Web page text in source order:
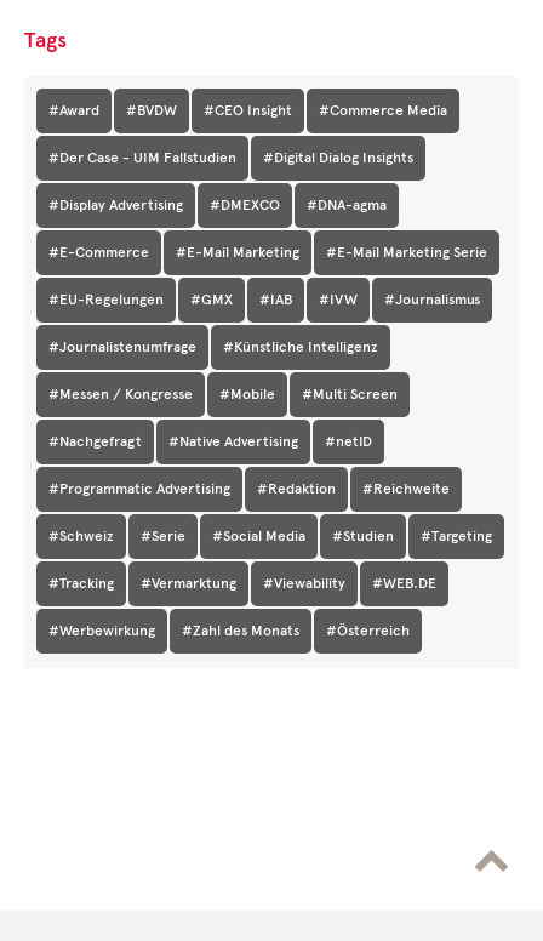
Tags
#Award #BVDW #CEO Insight #Commerce Media
#Der Case - UIM Fallstudien #Digital Dialog Insights
#Display Advertising #DMEXCO #DNA-agma
#E-Commerce #E-Mail Marketing #E-Mail Marketing Serie
#EU-Regelungen #GMX #IAB #IVW #Journalismus
#Journalistenumfrage #Künstliche Intelligenz
#Messen / Kongresse #Mobile #Multi Screen
#Nachgefragt #Native Advertising #netID
#Programmatic Advertising #Redaktion #Reichweite
#Schweiz #Serie #Social Media #Studien #Targeting
#Tracking #Vermarktung #Viewability #WEB.DE
#Werbewirkung #Zahl des Monats #Österreich
